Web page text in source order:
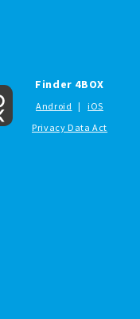
Finder 4BOX
Android |
iOS
Privacy Data Act